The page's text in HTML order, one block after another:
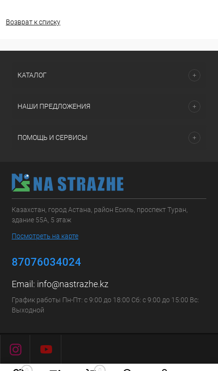
Возврат к списку
КАТАЛОГ
НАШИ ПРЕДЛОЖЕНИЯ
ПОМОЩЬ И СЕРВИСЫ
Казахстан, город Астана, район Есиль, проспект Туран,
здание 55А, 5 этаж
Посмотреть на карте
87076034024
Email: info@nastrazhe.kz
График работы Пн-Пт: с 9:00 до 18:00 Сб: с 9:00 до 15:00 Вс:
Выходной